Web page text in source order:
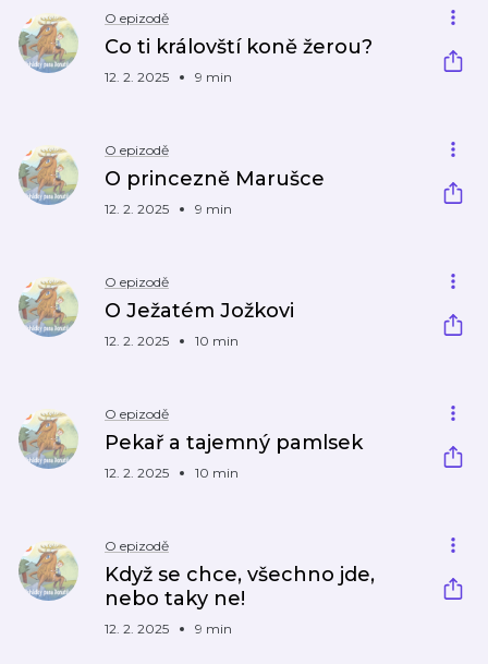
O epizodě
Co ti královští koně žerou?
12. 2. 2025 9 min
O epizodě
O princezně Marušce
12. 2. 2025 9 min
O epizodě
O Ježatém Jožkovi
12. 2. 2025 10 min
O epizodě
Pekař a tajemný pamlsek
12. 2. 2025 10 min
O epizodě
Když se chce, všechno jde,
nebo taky ne!
12. 2. 2025 9 min